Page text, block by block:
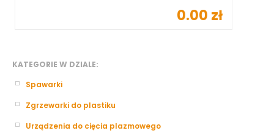
KATEGORIE W DZIALE:
Spawarki
Zgrzewarki do plastiku
Urządzenia do cięcia plazmowego
0.00 zł